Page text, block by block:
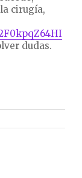
cirugía,
dudas.